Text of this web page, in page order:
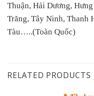
Thuận, Hải Dương,
Trăng, Tây Ninh, Thanh
Tàu…..(Toàn Quốc)
RELATED PRODUCTS